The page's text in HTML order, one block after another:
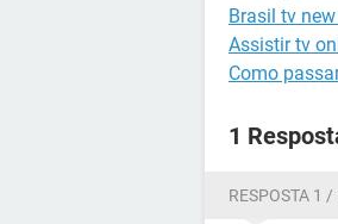
Brasil tv
Assistir tv
Como
1
RESPOSTA 1 /